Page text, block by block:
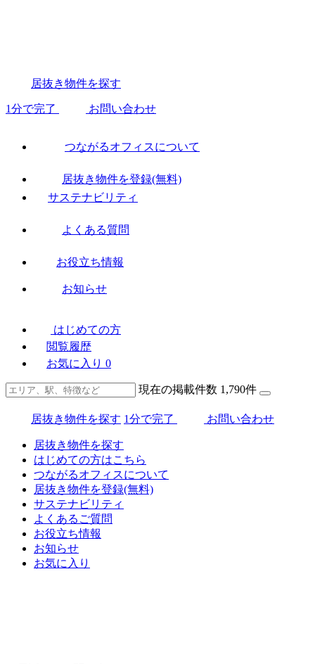
居抜き物件を探す
1分で完了 お問い合わせ
つながるオフィスについて
居抜き物件を登録(無料)
サステナビリティ
よくある質問
お役立ち情報
お知らせ
はじめての方
閲覧履歴
お気に入り 0
現在の掲載件数 1,790件
居抜き物件を探す 1分で完了 お問い合わせ
居抜き物件を探す
はじめての方はこちら
つながるオフィスについて
居抜き物件を登録(無料)
サステナビリティ
よくあるご質問
お役立ち情報
お知らせ
お気に入り